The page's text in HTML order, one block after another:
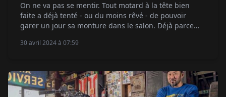
On ne va pas se mentir. Tout motard à la tête bien
faite a déjà tenté - ou du moins rêvé - de pouvoir
garer un jour sa monture dans le salon. Déjà parce
grâce à sa belle… Ce rêve de gosse, dont il peut […]
30 avril 2024 à 07:59